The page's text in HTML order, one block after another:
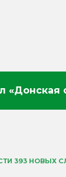
«Донская
393 НОВЫХ